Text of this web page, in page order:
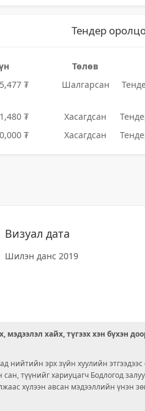
Тендер
Төлөв
₮ Шалгарсан
₮ Хасагдсан
₮ Хасагдсан
Визуал дата
Шилэн данс 2019
хайх, түгээх хэн бүхэн
нийтийн эрх зүйн хуулийн
түүнийг хариуцагч Бодлогод
хүлээн авсан мэдээллийн үнэн